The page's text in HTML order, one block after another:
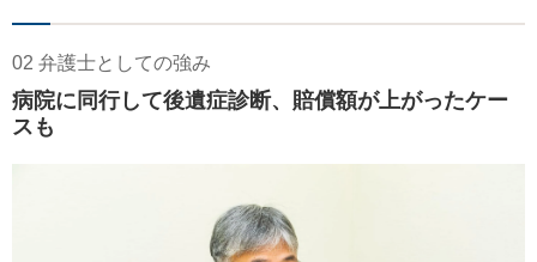
02 弁護士としての強み
病院に同行して後遺症診断、賠償額が上がったケー
スも